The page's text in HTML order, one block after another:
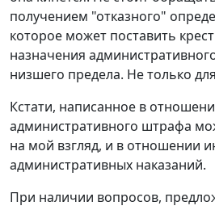
получением "отказного"
которое может поставить
назначения
низшего предела. Не только
Кстати, написанное в
административного штрафа
на мой взгляд, и в отношении
административных наказаний.
При наличии вопросов,